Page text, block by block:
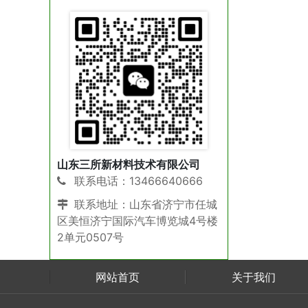
山东三所新材料技术有限公司
联系电话：13466640666
联系地址：山东省济宁市任城
区美恒济宁国际汽车博览城4号楼
2单元0507号
网站首页 关于我们